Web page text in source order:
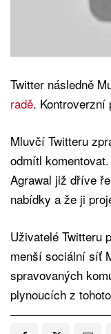
Twitter následně
radě. Kontroverzní
Mluvčí Twitteru
odmítl
Agrawal již dříve
nabídky a že ji
Uživatelé Twitteru
menší sociální síť
spravovaných
plynoucích z